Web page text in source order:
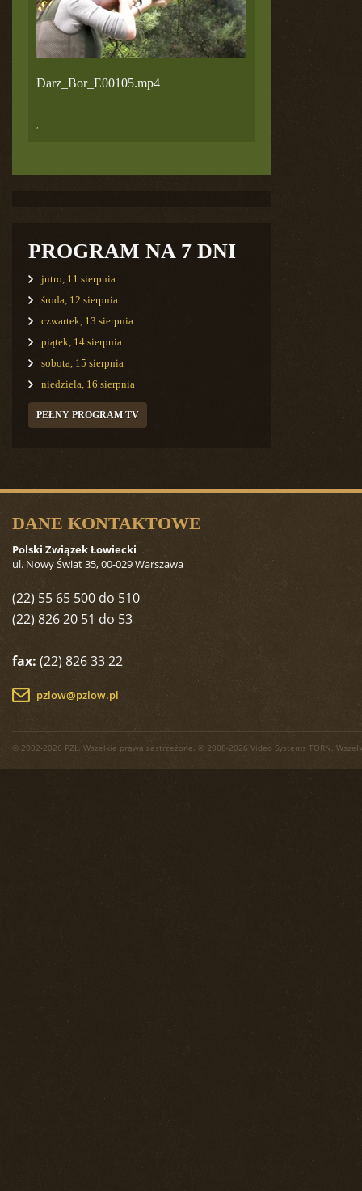
Darz_Bor_E00105.mp4
,
PROGRAM NA 7 DNI
jutro, 11 sierpnia
środa, 12 sierpnia
czwartek, 13 sierpnia
piątek, 14 sierpnia
sobota, 15 sierpnia
niedziela, 16 sierpnia
PEŁNY PROGRAM TV
DANE KONTAKTOWE
Polski Związek Łowiecki
ul. Nowy Świat 35, 00-029 Warszawa
(22) 55 65 500 do 510
(22) 826 20 51 do 53
fax: (22) 826 33 22
pzlow@pzlow.pl
© 2002-2026 PZŁ. Wszelkie prawa zastrzeżone. © 2008-2026 Video Systems TORN.